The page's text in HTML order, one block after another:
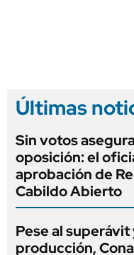
Últimas
Sin votos
oposición: el
aprobación de
Cabildo Abierto
Pese al superávit
producción,